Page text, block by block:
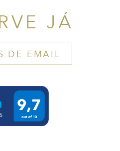
JÁ
DE EMAIL